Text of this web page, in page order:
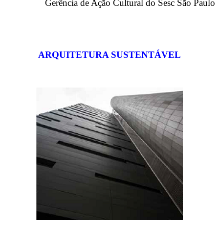
Gerência de Ação Cultural do Sesc São Paulo
ARQUITETURA SUSTENTÁVEL